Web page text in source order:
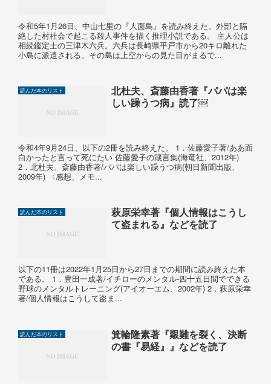
令和5年1月26日、中山七里の『人面島』を読み終えた。外部と隔
絶した村社会で起こる殺人事件を描く推理小説である。 主人公は
相続鑑定士の三津木六兵。六兵は長崎県平戸市から20キロ離れた
小島に派遣される。その島は上空からの見た目がまるで...
読んだ本のリスト
北杜夫、斎藤由香著『パパは楽
しい躁うつ病』読了￼
令和4年9月24日、以下の2冊を読み終えた。 1．佐藤愛子著/ああ面
白かったと言って死にたい 佐藤愛子の箴言集(海竜社、2012年)
2．北杜夫、斎藤由香著/パパは楽しい躁うつ病(朝日新聞出版、
2009年) 〈感想、メモ...
読んだ本のリスト
萩原栄幸著『個人情報はこうし
て盗まれる』などを読了
以下の11冊は2022年1月25日から27日までの期間に読み終えた本
である。 1．豊田一成著/イチローのメンタル‐四十五日間でできる
野球のメンタルトレーニング(アイオーエム、2002年) 2．萩原栄幸
著/個人情報はこうして盗ま...
読んだ本のリスト
箕輪隆素著『艱難を裂く、決断
の書『易経』』などを読了